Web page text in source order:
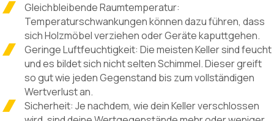
Gleichbleibende Raumtemperatur:
Temperaturschwankungen können dazu führen, dass
sich Holzmöbel verziehen oder Geräte kaputtgehen.
Geringe Luftfeuchtigkeit: Die meisten Keller sind feucht
und es bildet sich nicht selten Schimmel. Dieser greift
so gut wie jeden Gegenstand bis zum vollständigen
Wertverlust an.
Sicherheit: Je nachdem, wie dein Keller verschlossen